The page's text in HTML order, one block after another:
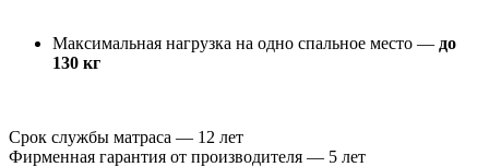
Максимальная нагрузка на одно спальное место — до
130 кг
Срок службы матраса — 12 лет
Фирменная гарантия от производителя — 5 лет